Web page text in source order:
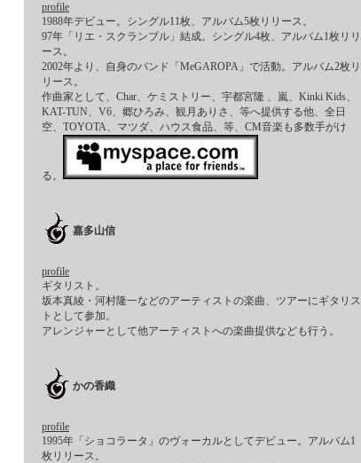
profile
1988年デビュー。シングル11枚、アルバム5枚リリース。
97年「リエ・スクランブル」結成。シングル4枚、アルバム1枚リリ
ース。
2002年より、自身のバンド「MeGAROPA」で活動。アルバム2枚リ
リース。
作曲家として、Char、ケミストリー、宇都宮隆 、嵐、Kinki Kids、
KAT-TUN、V6、郷ひろみ、観月ありさ、等へ提供する他、全日
空、TOYOTA、マツダ、ハウス食品、等、CM音楽も多数手がけ
る。
嘉多山信
profile
ギタリスト。
坂本真綾・河村隆一などのアーティストの楽曲、ツアーにギタリス
トとして参加。
アレンジャーとして他アーティストへの楽曲提供なども行う。
かの香織
profile
1995年「ショコラータ」のヴォーカルとしてデビュー。アルバム1
枚リリース。